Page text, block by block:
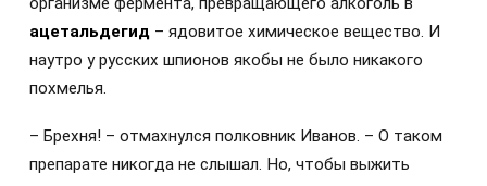
ацетальдегид – ядовитое химическое вещество. И
наутро у русских шпионов якобы не было никакого
похмелья.
– Брехня! – отмахнулся полковник Иванов. – О таком
препарате никогда не слышал. Но, чтобы выжить